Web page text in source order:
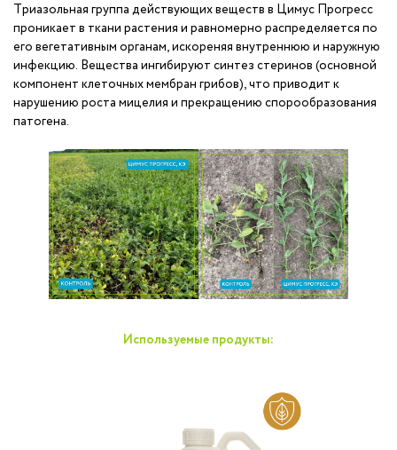
Триазольная группа действующих веществ в Цимус Прогресс
проникает в ткани растения и равномерно распределяется по
его вегетативным органам, искореняя внутреннюю и наружную
инфекцию. Вещества ингибируют синтез стеринов (основной
компонент клеточных мембран грибов), что приводит к
нарушению роста мицелия и прекращению спорообразования
патогена.
Используемые продукты: